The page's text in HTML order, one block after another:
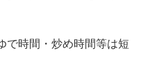
で時間・炒め時間等は短